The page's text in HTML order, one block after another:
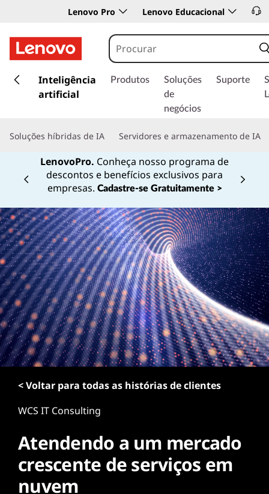
Lenovo Pro Lenovo Educacional
a
r
c
o
n
t
e
ú
d
o
p
r
i
n
c
Inteligência
artificial
Produtos
Soluções
de
negócios
Suporte
Soluções híbridas de IA Servidores e armazenamento de IA
LenovoPro. Conheça nosso programa de
descontos e benefícios exclusivos para
empresas. Cadastre-se Gratuitamente >
Currently displaying item 1 of
< Voltar para todas as histórias de clientes
WCS IT Consulting
Atendendo a um mercado
crescente de serviços em
nuvem